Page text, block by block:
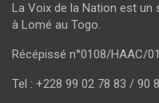
La Voix de la Nation est un
à Lomé au Togo.
Récépissé n°0108/HAAC/
Tel : +228 99 02 78 83 / 90